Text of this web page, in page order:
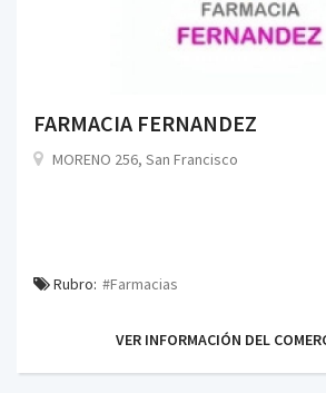
FARMACIA FERNANDEZ
MORENO 256, San Francisco
Rubro: #Farmacias
VER INFORMACIÓN DEL